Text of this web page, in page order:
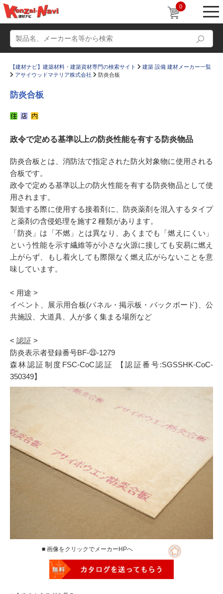
0
かたなび コラム
すまいリング 設計士インタビュー
Q＆A
お気に入り
【建材ナビ】建築材料・建築資材専門の検索サイト
建築 設備 建材メーカー一覧
アサイウッドマテリア株式会社
防炎合板
防炎合板
政令で定める基準以上の防炎性能を有する防炎物品
防炎合板とは、消防法で指定された防火対象物に使用される
合板です。
政令で定める基準以上の防火性能を有する防炎物品として使
用されます。
製造する際に使用する接着剤に、防炎薬剤を混入するタイプ
と薬剤の含侵処理を施す2 種類があります。
「防炎」は「不燃」とは異なり、あくまでも「燃えにくい」
という性能を示す繊維等が小さな火源に接しても安易に燃え
上がらず、もし着火しても際限なく燃え広がらないことを意
味しています。
< 用途 >
イベント、展示用合板(パネル・掲示板・バックボード)、公
共施設、大道具、人が多く集まる場所など
< 認証 >
防炎表示者登録番号BF-㉓-1279
森林認証制度FSC-CoC認証 【認証番号:SGSSHK-CoC-
350349】
■ 画像をクリックでメーカーHPへ